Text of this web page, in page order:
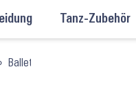
Tanz-Zubehör
› Ballett-Trikots Damen